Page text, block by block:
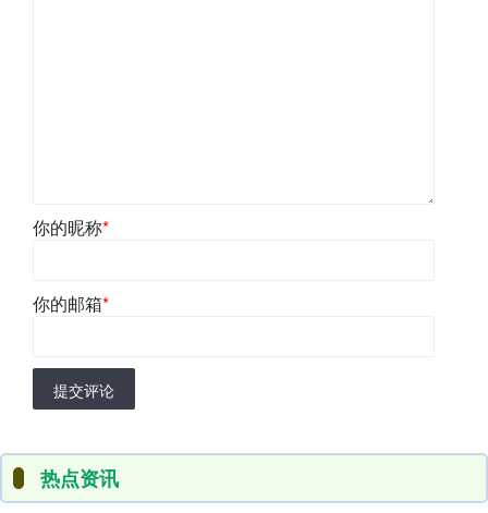
你的昵称*
你的邮箱*
提交评论
热点资讯